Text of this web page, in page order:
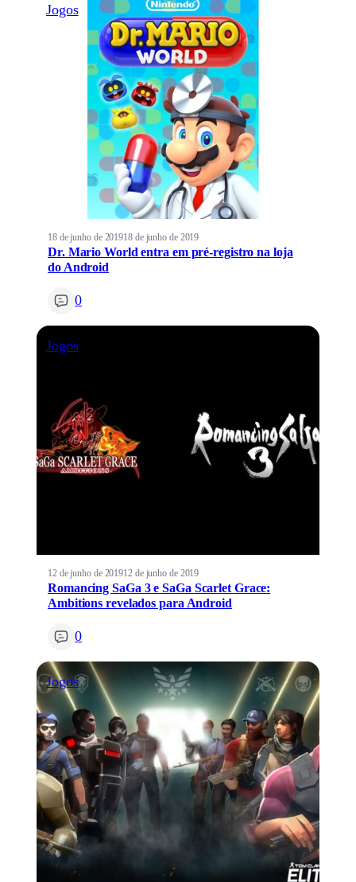
Jogos
18 de junho de 201918 de junho de 2019
Dr. Mario World entra em pré-registro na loja
do Android
0
Jogos
12 de junho de 201912 de junho de 2019
Romancing SaGa 3 e SaGa Scarlet Grace:
Ambitions revelados para Android
0
Jogos